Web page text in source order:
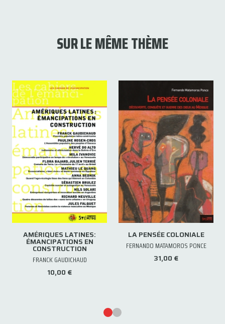
SUR LE MÊME THÈME
AMÉRIQUES LATINES:
ÉMANCIPATIONS EN
CONSTRUCTION
FRANCK GAUDICHAUD
10,00 €
LA PENSÉE COLONIALE
FERNANDO MATAMOROS PONCE
31,00 €